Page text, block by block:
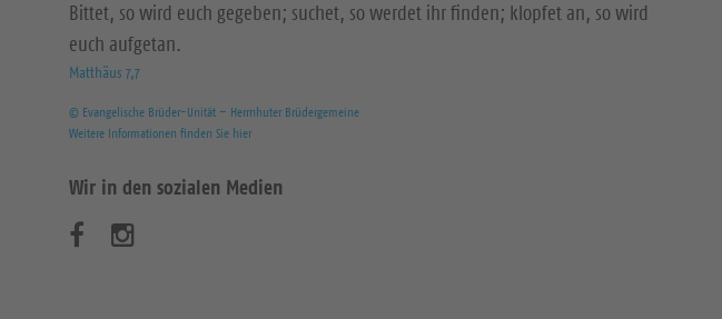
Bittet, so wird euch gegeben; suchet, so werdet ihr finden; klopfet an, so wird
euch aufgetan.
Matthäus 7,7
© Evangelische Brüder-Unität – Herrnhuter Brüdergemeine
Weitere Informationen finden Sie hier
Wir in den sozialen Medien